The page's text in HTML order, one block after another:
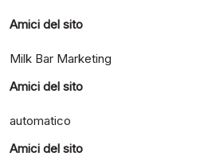
Amici del sito
Milk Bar Marketing
Amici del sito
automatico
Amici del sito